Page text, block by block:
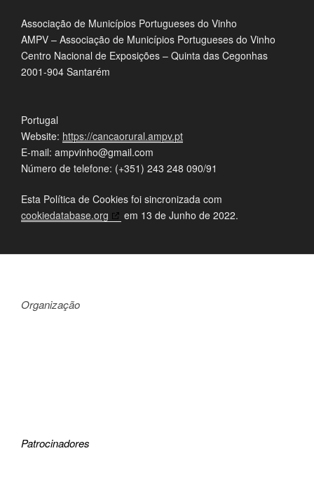
Associação de Municípios Portugueses do Vinho
AMPV – Associação de Municípios Portugueses do Vinho
Centro Nacional de Exposições – Quinta das Cegonhas
2001-904 Santarém
Portugal
Website: https://cancaorural.ampv.pt
E-mail: ampvinho@gmail.com
Número de telefone: (+351) 243 248 090/91
Esta Política de Cookies foi sincronizada com
cookiedatabase.org
em 13 de Junho de 2022.
Organização
Patrocinadores